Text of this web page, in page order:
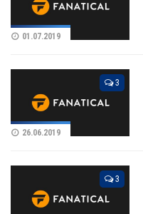
01.07.2019
3
26.06.2019
3